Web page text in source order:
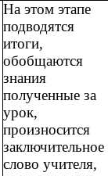
На этом этапе
подводятся
итоги,
обобщаются
знания
полученные за
урок,
произносится
заключительное
слово учителя,